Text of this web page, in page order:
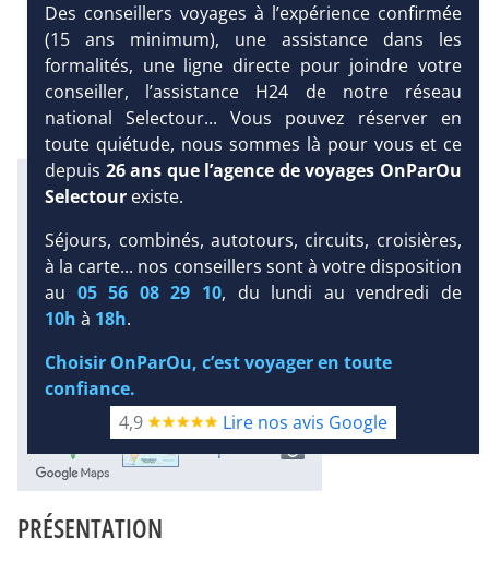
Infos météo :
33 °C
107 mm
Infos plages :
Dist.
Distance
< 100 m
Long.Longueur
2.8 km
Équipement :
548
Tx
Infos golfs :
dont le plus proche à 17 km de
PRÉSENTATION
Des conseillers voyages à l’expérience confirmée
(15 ans minimum), une assistance dans les
formalités, une ligne directe pour joindre votre
conseiller, l’assistance H24 de notre réseau
national Selectour... Vous pouvez réserver en
toute quiétude, nous sommes là pour vous et ce
depuis 26 ans que l’agence de voyages OnParOu
Selectour existe.
Séjours, combinés, autotours, circuits, croisières,
à la carte... nos conseillers sont à votre disposition
au 05 56 08 29 10, du lundi au vendredi de
10h à 18h.
Choisir OnParOu, c’est voyager en toute
confiance.
4,9
Lire nos avis Google